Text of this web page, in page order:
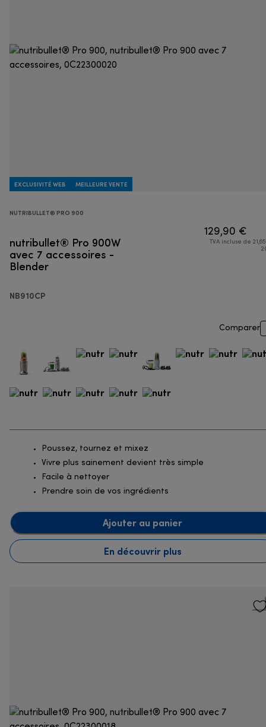
EXCLUSIVITÉ WEB MEILLEURE VENTE
NUTRIBULLET® PRO 900
nutribullet® Pro 900W
avec 7 accessoires -
Blender
NB910CP
129,90 €
TVA incluse de
Comparer
Poussez, tournez et mixez
Vivre plus sainement devient très simple
Facile à nettoyer
Prendre soin de vos ingrédients
Ajouter au panier
En découvrir plus